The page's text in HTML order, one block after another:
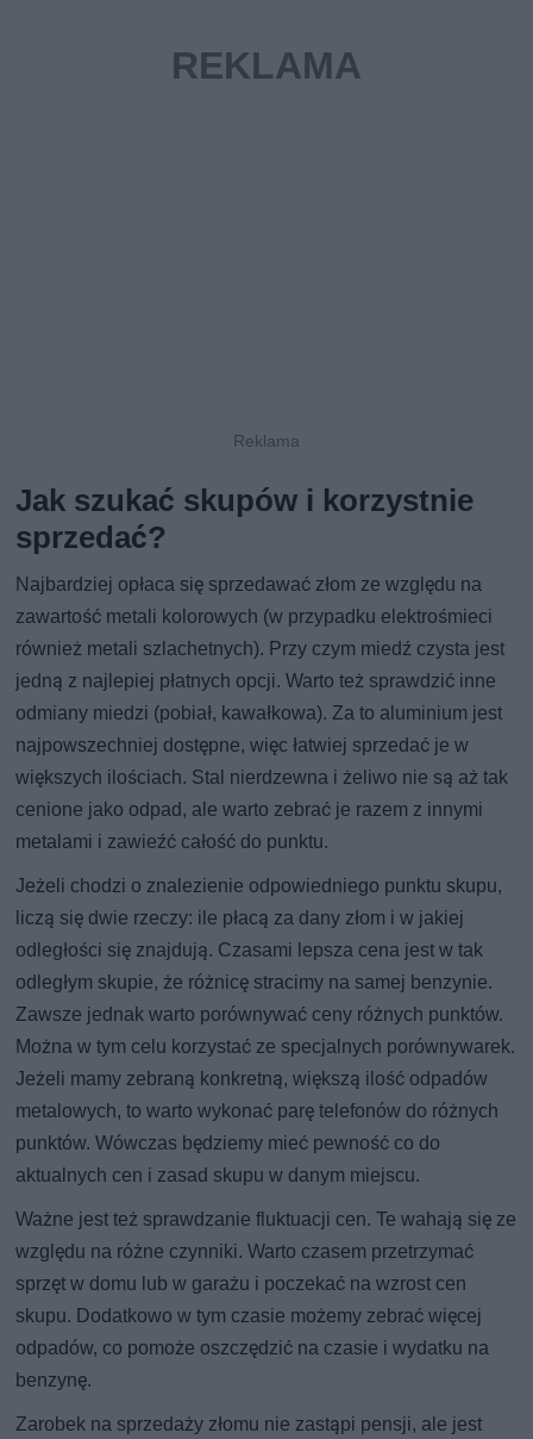
Jak szukać skupów i korzystnie
sprzedać?
Najbardziej opłaca się sprzedawać złom ze względu na
zawartość metali kolorowych (w przypadku elektrośmieci
również metali szlachetnych). Przy czym miedź czysta jest
jedną z najlepiej płatnych opcji. Warto też sprawdzić inne
odmiany miedzi (pobiał, kawałkowa). Za to aluminium jest
najpowszechniej dostępne, więc łatwiej sprzedać je w
większych ilościach. Stal nierdzewna i żeliwo nie są aż tak
cenione jako odpad, ale warto zebrać je razem z innymi
metalami i zawieźć całość do punktu.
Jeżeli chodzi o znalezienie odpowiedniego punktu skupu,
liczą się dwie rzeczy: ile płacą za dany złom i w jakiej
odległości się znajdują. Czasami lepsza cena jest w tak
odległym skupie, że różnicę stracimy na samej benzynie.
Zawsze jednak warto porównywać ceny różnych punktów.
Można w tym celu korzystać ze specjalnych porównywarek.
Jeżeli mamy zebraną konkretną, większą ilość odpadów
metalowych, to warto wykonać parę telefonów do różnych
punktów. Wówczas będziemy mieć pewność co do
aktualnych cen i zasad skupu w danym miejscu.
Ważne jest też sprawdzanie fluktuacji cen. Te wahają się ze
względu na różne czynniki. Warto czasem przetrzymać
sprzęt w domu lub w garażu i poczekać na wzrost cen
skupu. Dodatkowo w tym czasie możemy zebrać więcej
odpadów, co pomoże oszczędzić na czasie i wydatku na
benzynę.
Zarobek na sprzedaży złomu nie zastąpi pensji, ale jest